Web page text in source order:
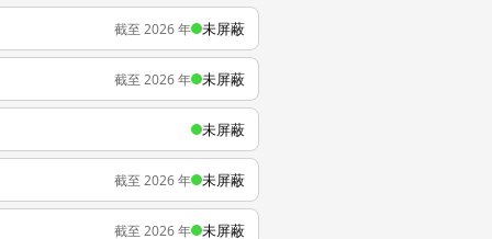
截至 2026 年 未屏蔽
截至 2026 年 未屏蔽
未屏蔽
截至 2026 年 未屏蔽
截至 2026 年 未屏蔽